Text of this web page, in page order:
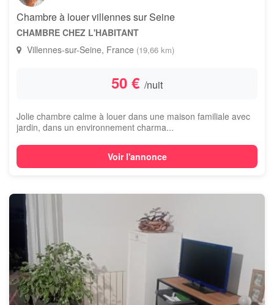
Chambre à louer villennes sur Seine
CHAMBRE CHEZ L'HABITANT
Villennes-sur-Seine, France (19,66 km)
50 € /nuit
Jolie chambre calme à louer dans une maison familiale avec
jardin, dans un environnement charma...
Voir l'annonce